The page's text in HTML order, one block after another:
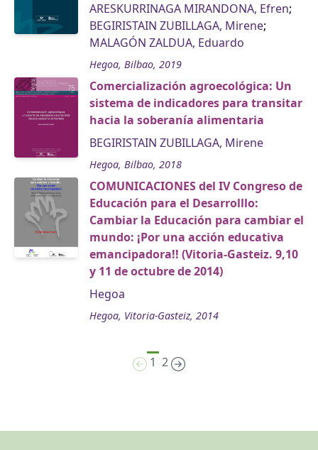
ARESKURRINAGA MIRANDONA, Efren;
BEGIRISTAIN ZUBILLAGA, Mirene;
MALAGÓN ZALDUA, Eduardo
Hegoa, Bilbao, 2019
Comercialización agroecológica: Un
sistema de indicadores para transitar
hacia la soberanía alimentaria
BEGIRISTAIN ZUBILLAGA, Mirene
Hegoa, Bilbao, 2018
COMUNICACIONES del IV Congreso de
Educación para el Desarrolllo:
Cambiar la Educación para cambiar el
mundo: ¡Por una acción educativa
emancipadora!! (Vitoria-Gasteiz. 9,10
y 11 de octubre de 2014)
Hegoa
Hegoa, Vitoria-Gasteiz, 2014
1 2